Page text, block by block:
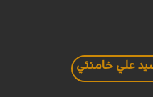
علي خامنئي